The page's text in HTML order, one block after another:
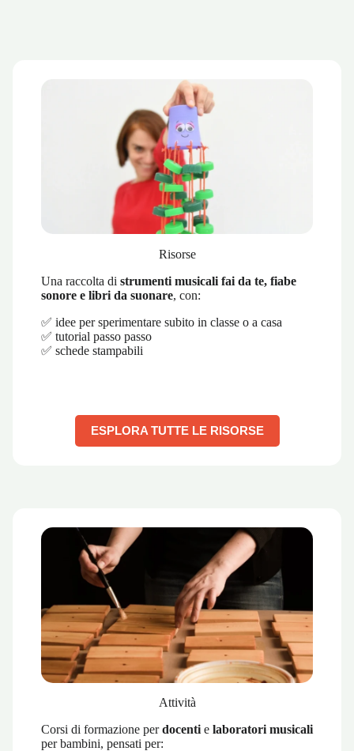
Risorse
Una raccolta di strumenti musicali fai da te, fiabe
sonore e libri da suonare, con:
✅ idee per sperimentare subito in classe o a casa
✅ tutorial passo passo
✅ schede stampabili
ESPLORA TUTTE LE RISORSE
Attività
Corsi di formazione perdocenti e laboratori musicali
per bambini, pensati per: